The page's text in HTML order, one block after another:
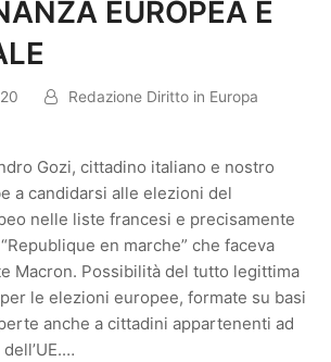
EUROPEA E
Redazione Diritto in Europa
Gozi, cittadino italiano e nostro
a candidarsi alle elezioni del
nelle liste francesi e precisamente
en marche” che faceva
Macron. Possibilità del tutto legittima
le elezioni europee, formate su basi
anche a cittadini appartenenti ad